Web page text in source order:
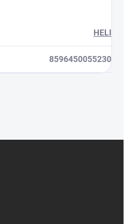
HELI
8596450055230